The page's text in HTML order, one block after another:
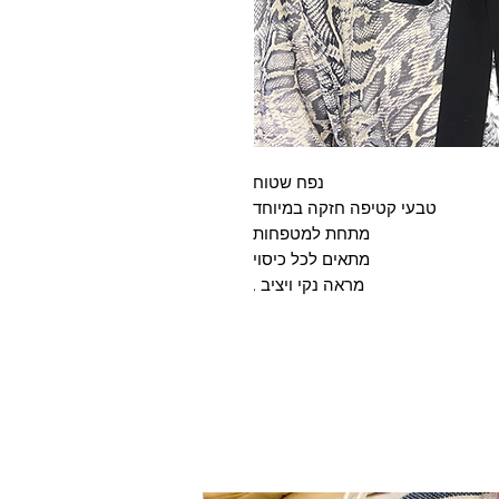
נפח שטוח
טבעי קטיפה חזקה במיוחד
מתחת למטפחות
מתאים לכל כיסוי
מראה נקי ויציב .